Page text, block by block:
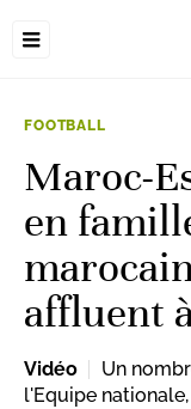
FOOTBALL
Maroc-
en
affluent
Vidéo
Un
l'Equipe